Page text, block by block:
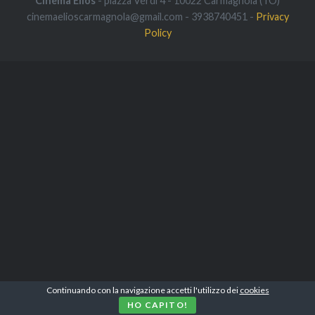
cinemaelioscarmagnola@gmail.com - 3938740451 - Privacy
Policy
Continuando con la navigazione accetti l'utilizzo dei cookies
HO CAPITO!